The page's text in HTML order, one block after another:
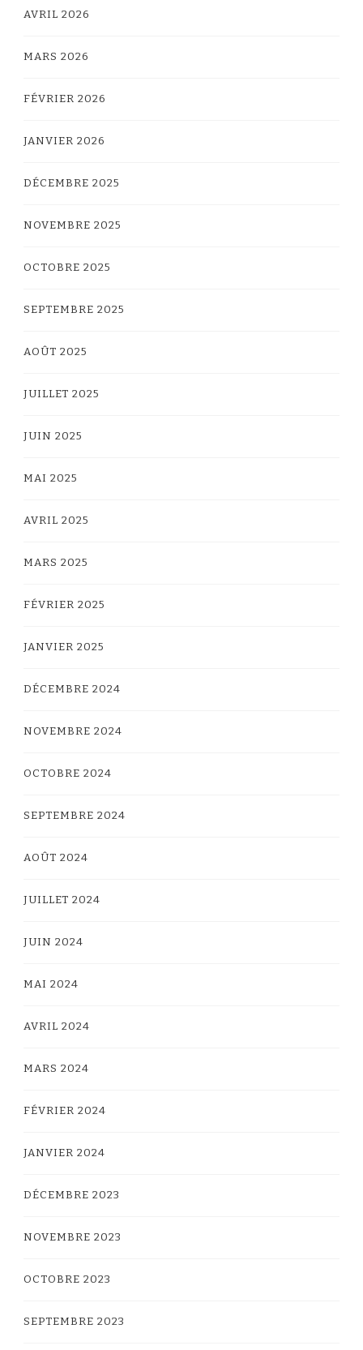
AVRIL 2026
MARS 2026
FÉVRIER 2026
JANVIER 2026
DÉCEMBRE 2025
NOVEMBRE 2025
OCTOBRE 2025
SEPTEMBRE 2025
AOÛT 2025
JUILLET 2025
JUIN 2025
MAI 2025
AVRIL 2025
MARS 2025
FÉVRIER 2025
JANVIER 2025
DÉCEMBRE 2024
NOVEMBRE 2024
OCTOBRE 2024
SEPTEMBRE 2024
AOÛT 2024
JUILLET 2024
JUIN 2024
MAI 2024
AVRIL 2024
MARS 2024
FÉVRIER 2024
JANVIER 2024
DÉCEMBRE 2023
NOVEMBRE 2023
OCTOBRE 2023
SEPTEMBRE 2023